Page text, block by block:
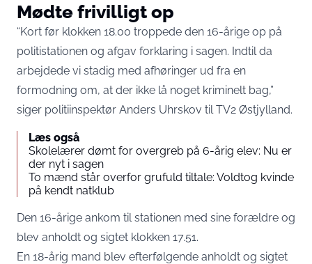
Mødte frivilligt op
“Kort før klokken 18.00 troppede den 16-årige op på
politistationen og afgav forklaring i sagen. Indtil da
arbejdede vi stadig med afhøringer ud fra en
formodning om, at der ikke lå noget kriminelt bag,”
siger politiinspektør Anders Uhrskov tilTV2 Østjylland.
Læs også
Skolelærer dømt for overgreb på 6-årig elev: Nu er
der nyt i sagen
To mænd står overfor grufuld tiltale: Voldtog kvinde
på kendt natklub
Den 16-årige ankom til stationen med sine forældre og
blev anholdt og sigtet klokken 17.51.
En 18-årig mand blev efterfølgende anholdt og sigtet